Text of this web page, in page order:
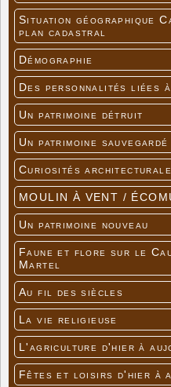
Situation géographique
plan cadastral
Démographie
Des personnalités liées
Un patrimoine détruit
Un patrimoine sauvegardé
Curiosités
MOULIN À VENT /
Un patrimoine nouveau
Faune et flore sur le
Martel
Au fil des siècles
La vie religieuse
L'agriculture d'hier à
Fêtes et loisirs d'hier à